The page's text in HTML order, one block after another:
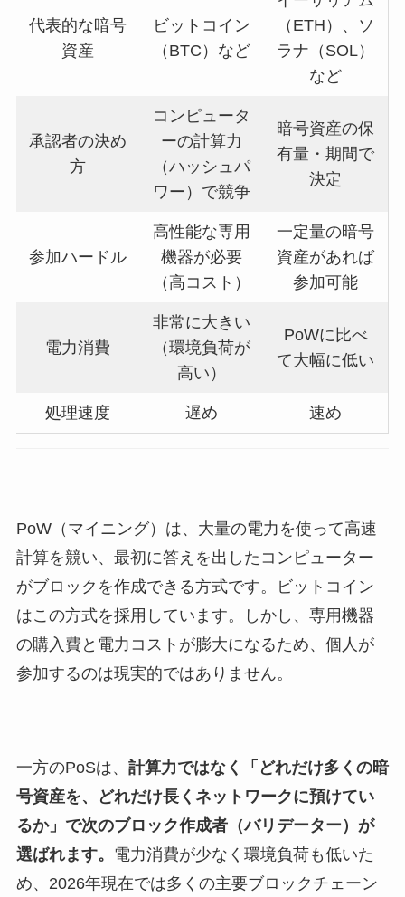
代表的な暗号
資産
ビットコイン
（BTC）など
（ETH）、ソ
ラナ（SOL）
など
承認者の決め
方
コンピュータ
ーの計算力
（ハッシュパ
ワー）で競争
暗号資産の保
有量・期間で
決定
参加ハードル
高性能な専用
機器が必要
（高コスト）
一定量の暗号
資産があれば
参加可能
電力消費
非常に大きい
（環境負荷が
高い）
PoWに比べ
て大幅に低い
処理速度 遅め 速め
PoW（マイニング）は、大量の電力を使って高速
計算を競い、最初に答えを出したコンピューター
がブロックを作成できる方式です。ビットコイン
はこの方式を採用しています。しかし、専用機器
の購入費と電力コストが膨大になるため、個人が
参加するのは現実的ではありません。
一方のPoSは、 計算力ではなく「どれだけ多くの暗
号資産を、どれだけ長くネットワークに預けてい
るか」で次のブロック作成者（バリデーター）が
選ばれます。 電力消費が少なく環境負荷も低いた
め、2026年現在では多くの主要ブロックチェーン